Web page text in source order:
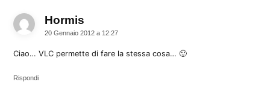
Hormis
20 Gennaio 2012 a 12:27
Ciao… VLC permette di fare la stessa cosa… 🙂
Rispondi